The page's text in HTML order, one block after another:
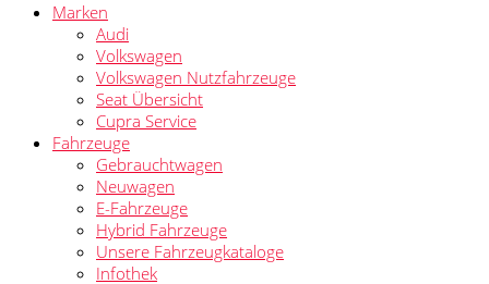
Marken
Audi
Volkswagen
Volkswagen Nutzfahrzeuge
Seat Übersicht
Cupra Service
Fahrzeuge
Gebrauchtwagen
Neuwagen
E-Fahrzeuge
Hybrid Fahrzeuge
Unsere Fahrzeugkataloge
Infothek